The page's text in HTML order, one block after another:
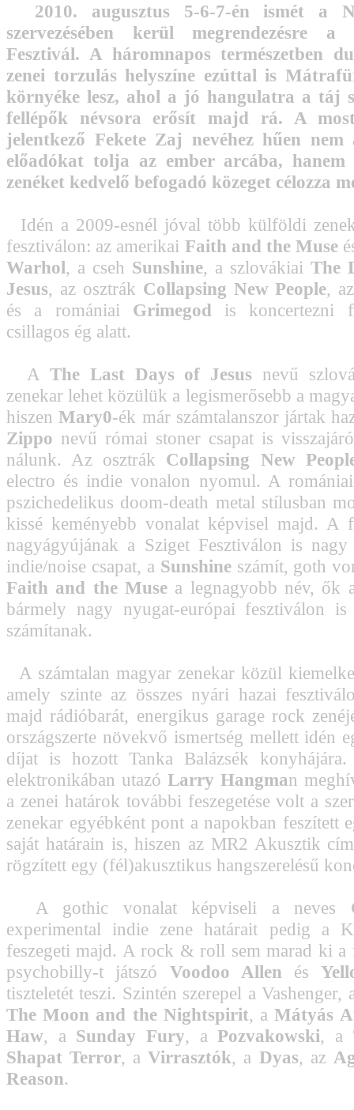
2010. augusztus 5-6-7-én ismét a
szervezésében kerül megrendezésre
Fesztivál. A háromnapos természetben
zenei torzulás helyszíne ezúttal is
környéke lesz, ahol a jó hangulatra a táj
fellépők névsora erősít majd rá. A
jelentkező Fekete Zaj nevéhez hűen nem
előadókat tolja az ember arcába, hanem
zenéket kedvelő befogadó közeget célozza
Idén a 2009-esnél jóval több külföldi
fesztiválon: az amerikai Faith and the Muse
Warhol, a cseh Sunshine, a szlovákiai The
Jesus, az osztrák Collapsing New People,
és a romániai Grimegod is koncertezni
csillagos ég alatt.
A The Last Days of Jesus nevű
zenekar lehet közülük a legismerősebb a
hiszenMary0-ék már számtalanszor jártak
Zippo nevű római stoner csapat is
nálunk. Az osztrák Collapsing New
electro és indie vonalon nyomul. A
pszichedelikus doom-death metal stílusban
kissé keményebb vonalat képvisel majd. A
nagyágyújának a Sziget Fesztiválon is
indie/noise csapat, a Sunshineszámít, goth
Faith and the Muse a legnagyobb név, ők
bármely nagy nyugat-európai fesztiválon is
számítanak.
A számtalan magyar zenekar közül
amely szinte az összes nyári hazai
majd rádióbarát, energikus garage rock
országszerte növekvő ismertség mellett idén
díjat is hozott Tanka Balázsék
elektronikában utazó Larry Hangman
a zenei határok további feszegetése volt a
zenekar egyébként pont a napokban feszített
saját határain is, hiszen az MR2 Akusztik
rögzített egy (fél)akusztikus hangszerelésű
A gothic vonalat képviseli a neves
experimental indie zene határait pedig a
feszegeti majd. A rock & roll sem marad ki a
psychobilly-t játszó Voodoo Allen és
tiszteletét teszi. Szintén szerepel a Vashenger,
The Moon and the Nightspirit, aMátyás
Haw, a Sunday Fury, aPozvakowski, a
Shapat Terror, aVirrasztók, a Dyas, az
Reason.